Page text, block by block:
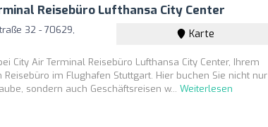
Reisebüro Lufthansa City Center
32 - 70629,
Karte
City Air Terminal Reisebüro Lufthansa City Center, Ihrem
Reisebüro im Flughafen Stuttgart. Hier buchen Sie nicht nur
sondern auch Geschäftsreisen w...Weiterlesen